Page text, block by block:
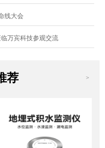
线大会
万宾科技参观交流
荐 >